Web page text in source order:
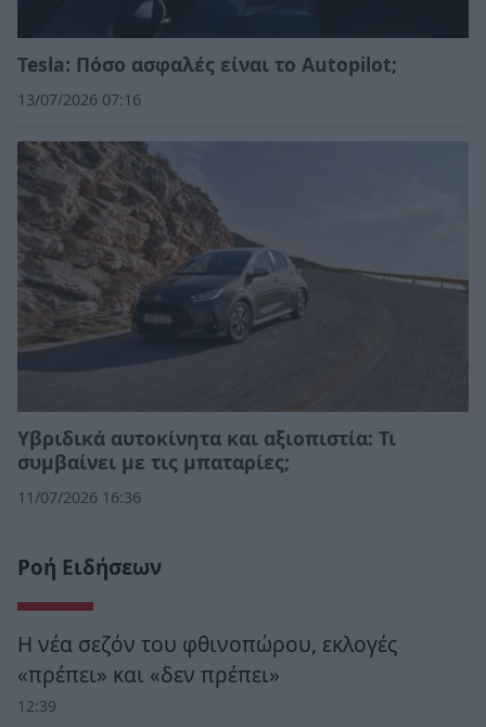
Tesla: Πόσο ασφαλές είναι το Autopilot;
13/07/2026 07:16
Υβριδικά αυτοκίνητα και αξιοπιστία: Τι
συμβαίνει με τις μπαταρίες;
11/07/2026 16:36
Ροή Ειδήσεων
Η νέα σεζόν του φθινοπώρου, εκλογές
«πρέπει» και «δεν πρέπει»
12:39